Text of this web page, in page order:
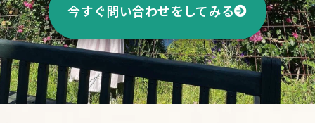
今すぐ問い合わせをしてみる